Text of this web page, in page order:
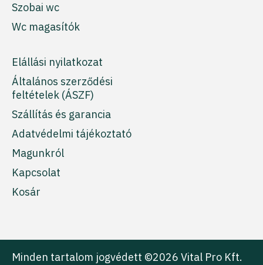
Szobai wc
Wc magasítók
Elállási nyilatkozat
Általános szerződési
feltételek (ÁSZF)
Szállítás és garancia
Adatvédelmi tájékoztató
Magunkról
Kapcsolat
Kosár
Minden tartalom jogvédett ©2026 Vital Pro Kft.